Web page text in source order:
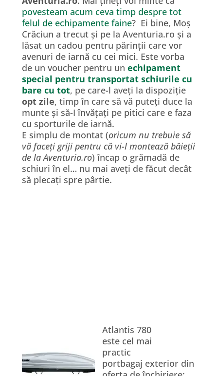
povesteam acum ceva timp despre tot
felul de echipamente faine? Ei bine, Moș
Crăciun a trecut și pe la Aventuria.ro și a
lăsat un cadou pentru părinții care vor
avenuri de iarnă cu cei mici. Este vorba
de un voucher pentru un echipament
special pentru transportat schiurile cu
bare cu tot, pe care-l aveți la dispoziție
opt zile, timp în care să vă puteți duce la
munte și să-I învățați pe pitici care e faza
cu sporturile de iarnă.
E simplu de montat (oricum nu trebuie să
vă faceți griji pentru că vi-l montează băieții
de la Aventuria.ro) încap o grămadă de
schiuri în el… nu mai aveți de făcut decât
să plecați spre pârtie.
Atlantis 780
este cel mai
practic
portbagaj exterior din